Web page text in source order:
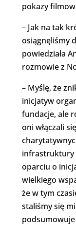
pokazy
– Jak na tak
osiągnęliśmy
powiedziała
rozmowie z
– Myślę, że
inicjatyw
fundacje, ale
oni włączali
infrastruktury
oparciu o
wielkiego
że w tym
staliśmy się